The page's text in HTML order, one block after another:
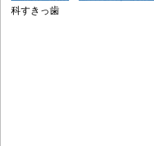
科すきっ歯